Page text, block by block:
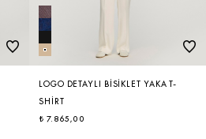
LOGO DETAYLI BISIKLET YAKA T-
SHIRT
₺ 7.865,00